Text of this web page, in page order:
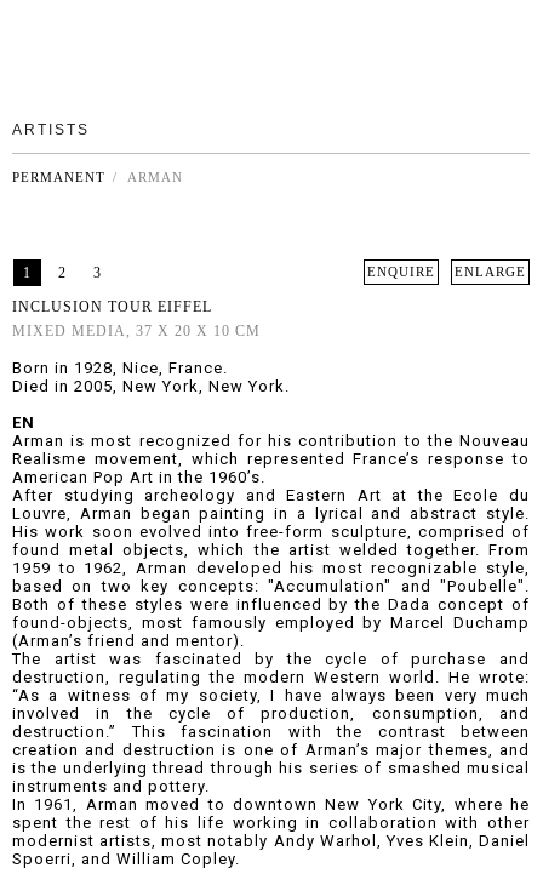
ARTISTS
PERMANENT / ARMAN
1 2 3 ENLARGE
ENQUIRE
INCLUSION TOUR EIFFEL
MIXED MEDIA, 37 X 20 X 10 CM
Born in 1928, Nice, France.
Died in 2005, New York, New York.
EN
Arman is most recognized for his contribution to the Nouveau
Realisme movement, which represented France’s response to
American Pop Art in the 1960’s.
After studying archeology and Eastern Art at the Ecole du
Louvre, Arman began painting in a lyrical and abstract style.
His work soon evolved into free-form sculpture, comprised of
found metal objects, which the artist welded together. From
1959 to 1962, Arman developed his most recognizable style,
based on two key concepts: "Accumulation" and "Poubelle".
Both of these styles were influenced by the Dada concept of
found-objects, most famously employed by Marcel Duchamp
(Arman’s friend and mentor).
The artist was fascinated by the cycle of purchase and
destruction, regulating the modern Western world. He wrote:
“As a witness of my society, I have always been very much
involved in the cycle of production, consumption, and
destruction.” This fascination with the contrast between
creation and destruction is one of Arman’s major themes, and
is the underlying thread through his series of smashed musical
instruments and pottery.
In 1961, Arman moved to downtown New York City, where he
spent the rest of his life working in collaboration with other
modernist artists, most notably Andy Warhol, Yves Klein, Daniel
Spoerri, and William Copley.